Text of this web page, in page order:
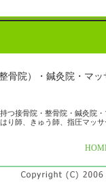
整骨院）・鍼灸院
つ接骨院・整骨院・鍼灸院
り師、きゅう師、指圧マッ